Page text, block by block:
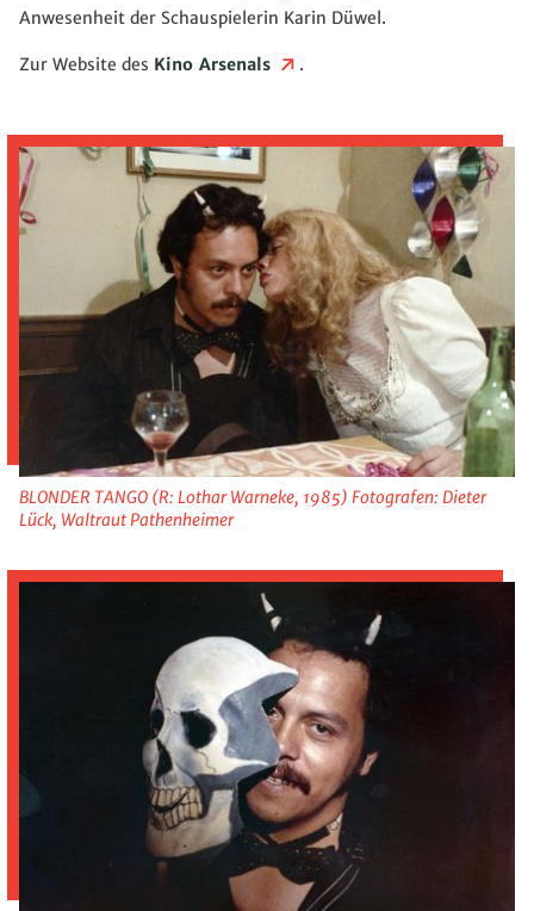
Anwesenheit der Schauspielerin Karin Düwel.
Zur Website des Kino Arsenals .
BLONDER TANGO (R: Lothar Warneke, 1985) Fotografen: Dieter
Lück, Waltraut Pathenheimer